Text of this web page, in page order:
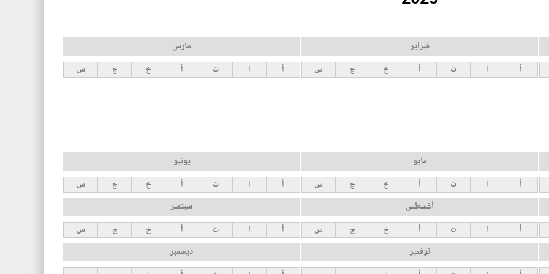
فبراير
أ ا ث أ خ ج س
مارس
أ ا ث أ خ ج س
مايو
أ ا ث أ خ ج س
يونيو
أ ا ث أ خ ج س
أغسطس
أ ا ث أ خ ج س
سبتمبر
أ ا ث أ خ ج س
نوفمبر ديسمبر